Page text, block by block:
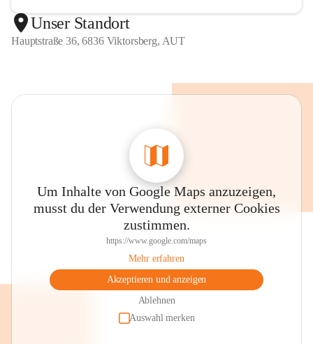
Unser Standort
Hauptstraße 36, 6836 Viktorsberg, AUT
Um Inhalte von Google Maps anzuzeigen,
musst du der Verwendung externer Cookies
zustimmen.
https://www.google.com/maps
Mehr erfahren
Akzeptieren und anzeigen
Ablehnen
Auswahl merken